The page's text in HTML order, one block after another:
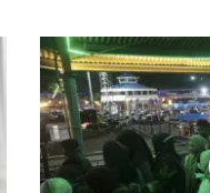
Sinyal
Indonesia
2026-08-05